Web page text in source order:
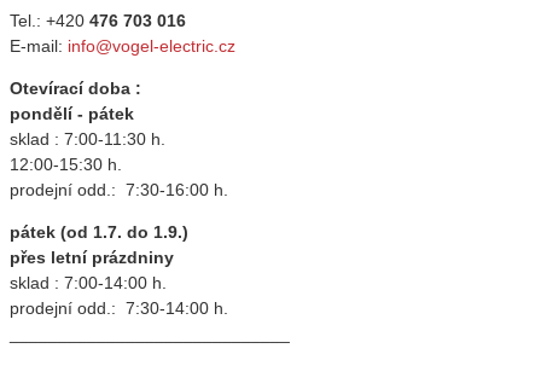
Tel.: +420 476 703 016
E-mail: info@vogel-electric.cz
Otevírací doba :
pondělí - pátek
sklad : 7:00-11:30 h.
12:00-15:30 h.
prodejní odd.: 7:30-16:00 h.
pátek (od 1.7. do 1.9.)
přes letní prázdniny
sklad : 7:00-14:00 h.
prodejní odd.: 7:30-14:00 h.